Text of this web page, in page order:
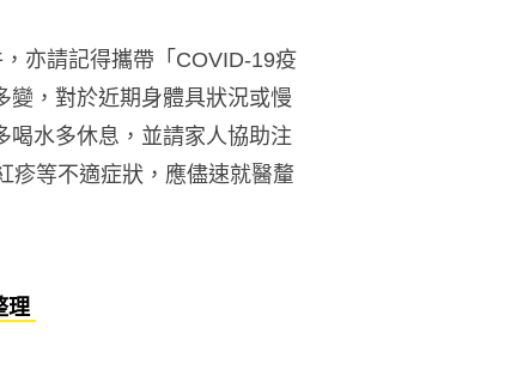
亦請記得攜帶「COVID-19疫
變，對於近期身體具狀況或慢
喝水多休息，並請家人協助注
疹等不適症狀，應儘速就醫釐
理